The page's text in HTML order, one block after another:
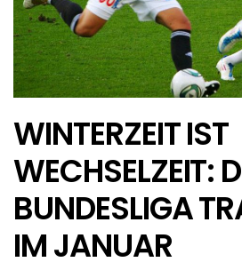
WINTERZEIT IST
WECHSELZEIT:
BUNDESLIGA
IM JANUAR